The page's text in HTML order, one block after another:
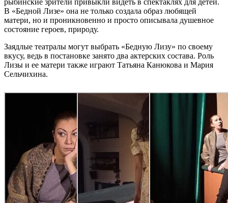
В «Бедной Лизе» она не только создала образ любящей
матери, но и проникновенно и просто описывала душевное
состояние героев, природу.
Заядлые театралы могут выбрать «Бедную Лизу» по своему
вкусу, ведь в постановке занято два актерских состава. Роль
Лизы и ее матери также играют Татьяна Канюкова и Мария
Сельчихина.